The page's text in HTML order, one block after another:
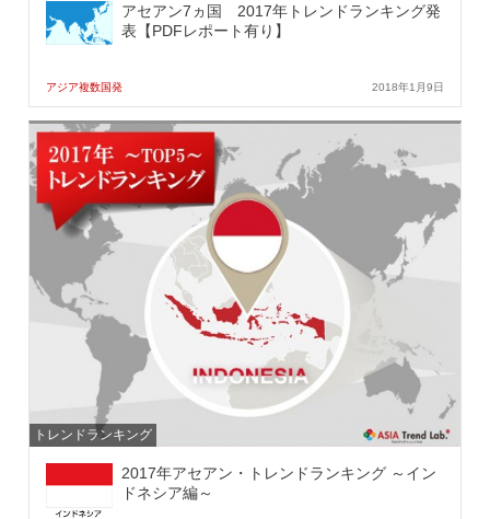
アセアン7ヵ国 2017年トレンドランキング発
表【PDFレポート有り】
アジア複数国発 2018年1月9日
トレンドランキング
2017年アセアン・トレンドランキング ～イン
ドネシア編～